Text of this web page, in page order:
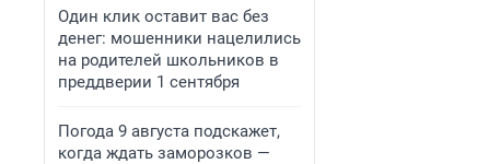
Один клик оставит вас без
денег: мошенники нацелились
на родителей школьников в
преддверии 1 сентября
Погода 9 августа подскажет,
когда ждать заморозков —